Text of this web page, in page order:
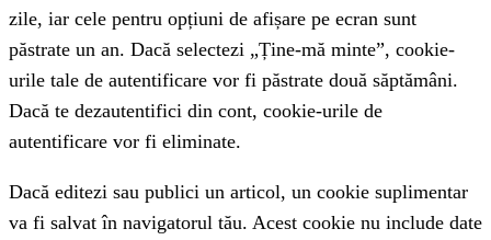
zile, iar cele pentru opțiuni de afișare pe ecran sunt
păstrate un an. Dacă selectezi „Ține-mă minte”, cookie-
urile tale de autentificare vor fi păstrate două săptămâni.
Dacă te dezautentifici din cont, cookie-urile de
autentificare vor fi eliminate.
Dacă editezi sau publici un articol, un cookie suplimentar
va fi salvat în navigatorul tău. Acest cookie nu include date